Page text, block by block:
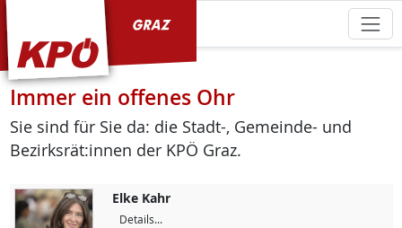
Immer ein offenes Ohr
Sie sind für Sie da: die Stadt-, Gemeinde- und
Bezirksrät:innen der KPÖ Graz.
Elke Kahr
Details...